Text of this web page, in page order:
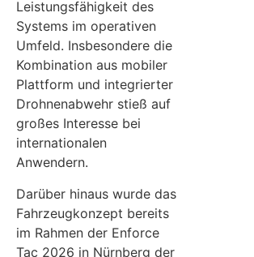
Leistungsfähigkeit des
Systems im operativen
Umfeld. Insbesondere die
Kombination aus mobiler
Plattform und integrierter
Drohnenabwehr stieß auf
großes Interesse bei
internationalen
Anwendern.
Darüber hinaus wurde das
Fahrzeugkonzept bereits
im Rahmen der Enforce
Tac 2026 in Nürnberg der